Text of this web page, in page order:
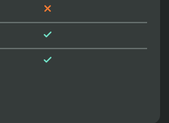


